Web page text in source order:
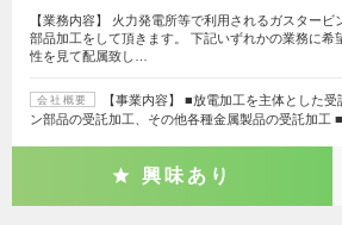
【業務内容】 火力発電所等で利用されるガスタービ
部品加工をして頂きます。 下記いずれかの業務に希
性を見て配属致し…
会社概要
【事業内容】 ■放電加工を主体とした
ン部品の受託加工、その他各種金属製品の受託加工
興味あり